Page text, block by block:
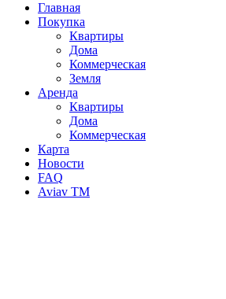
Главная
Покупка
Квартиры
Дома
Коммерческая
Земля
Аренда
Квартиры
Дома
Коммерческая
Карта
Новости
FAQ
Aviav TM